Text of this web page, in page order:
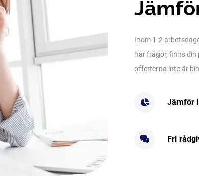
Inom 1-2
har frågor, finns
offerterna inte är
Jämför
Fri